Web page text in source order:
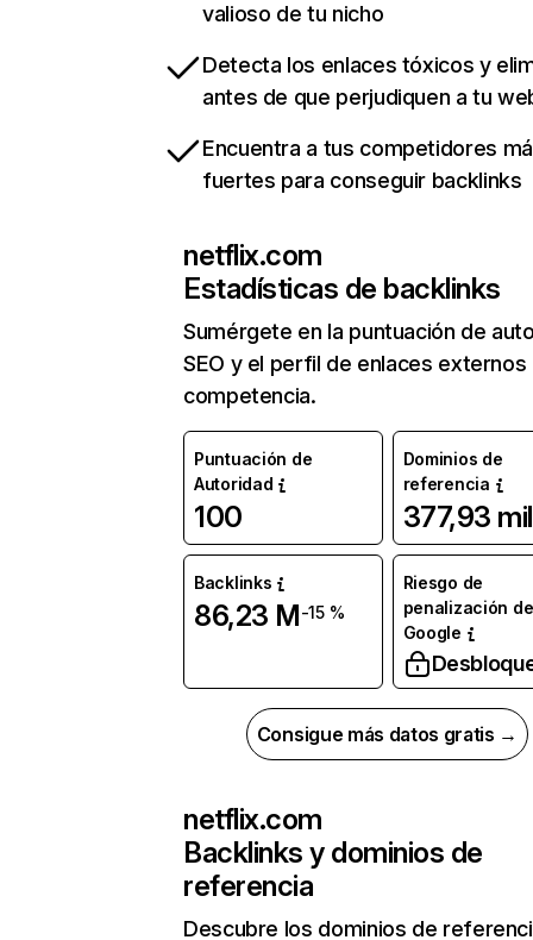
valioso de tu nicho
Detecta los enlaces tóxicos y
antes de que perjudiquen a tu
Encuentra a tus competidores
fuertes para conseguir backlinks
netflix.com
Estadísticas de backlinks
Sumérgete en la puntuación de
SEO y el perfil de enlaces externos
competencia.
Puntuación de
Autoridad
100
Dominios de
referencia
377,93 mil
Backlinks
86,23 M-15 %
Riesgo de
penalización de
Google
Consigue más datos gratis →
netflix.com
Backlinks y dominios de
referencia
Descubre los dominios de